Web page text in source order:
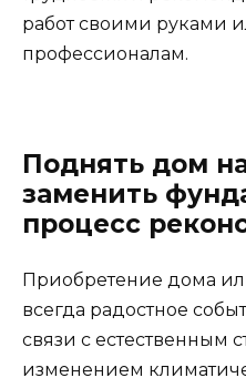
работ своими руками
профессионалам.
Поднять дом
заменить
процесс
Приобретение дома
всегда радостное
связи с естественным
изменением